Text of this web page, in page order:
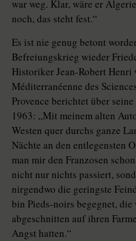
war weg. Klar, wäre er
noch, das steht fest.“
Es ist nie genug betont
Befreiungskrieg wieder
Historiker Jean-Robert Henri
Méditerranéenne des
Provence berichtet über
1963: „Mit meinem alten
Westen quer durchs ganze
Nächte an den entlegensten
man mir den Franzosen
nicht nur nichts passiert,
nirgendwo die geringste
bin Pieds-noirs begegnet,
abgeschnitten auf ihren
Angst hatten.“